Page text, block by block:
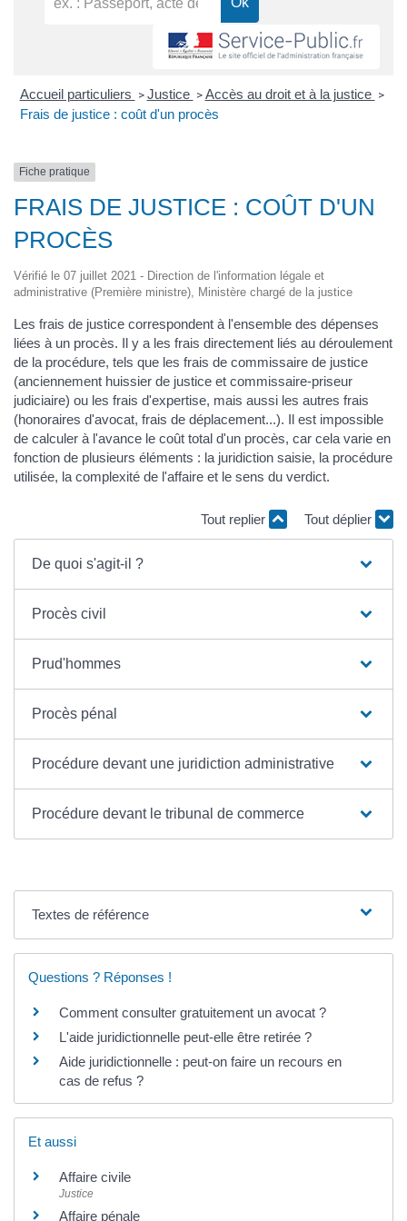
Accueil particuliers > Justice > Accès au droit et à la justice >
Frais de justice : coût d'un procès
Fiche pratique
FRAIS DE JUSTICE : COÛT D'UN
PROCÈS
Vérifié le 07 juillet 2021 - Direction de l'information légale et
administrative (Première ministre), Ministère chargé de la justice
Les frais de justice correspondent à l'ensemble des dépenses
liées à un procès. Il y a les frais directement liés au déroulement
de la procédure, tels que les frais de commissaire de justice
(anciennement huissier de justice et commissaire-priseur
judiciaire) ou les frais d'expertise, mais aussi les autres frais
(honoraires d'avocat, frais de déplacement...). Il est impossible
de calculer à l'avance le coût total d'un procès, car cela varie en
fonction de plusieurs éléments : la juridiction saisie, la procédure
utilisée, la complexité de l'affaire et le sens du verdict.
Tout replier Tout déplier
De quoi s'agit-il ?
Procès civil
Prud'hommes
Procès pénal
Procédure devant une juridiction administrative
Procédure devant le tribunal de commerce
Textes de référence
Questions ? Réponses !
Comment consulter gratuitement un avocat ?
L'aide juridictionnelle peut-elle être retirée ?
Aide juridictionnelle : peut-on faire un recours en
cas de refus ?
Et aussi
Affaire civile
Justice
Affaire pénale